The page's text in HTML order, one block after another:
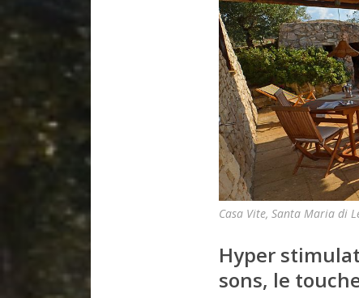
Casa Vite, Santa Maria di
Hyper
sons, le